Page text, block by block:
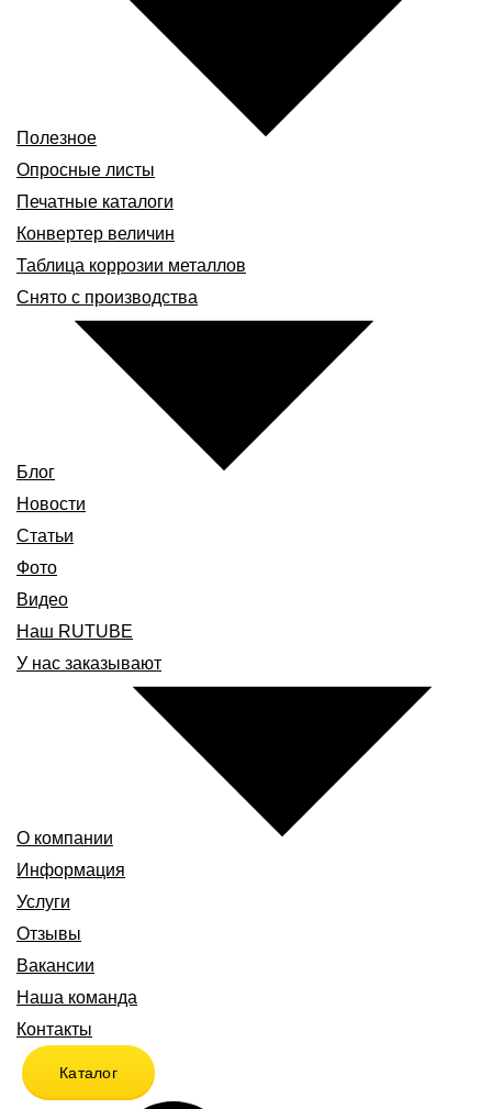
Полезное
Опросные листы
Печатные каталоги
Конвертер величин
Таблица коррозии металлов
Снято с производства
Блог
Новости
Статьи
Фото
Видео
Наш RUTUBE
У нас заказывают
О компании
Информация
Услуги
Отзывы
Вакансии
Наша команда
Контакты
Каталог